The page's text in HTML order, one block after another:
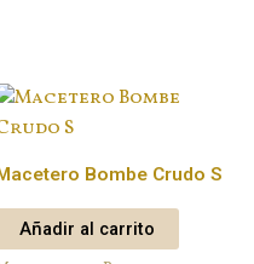
Bombe Crudo S
Añadir al carrito